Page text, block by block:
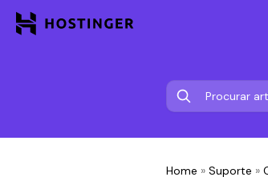
Home » Suporte »